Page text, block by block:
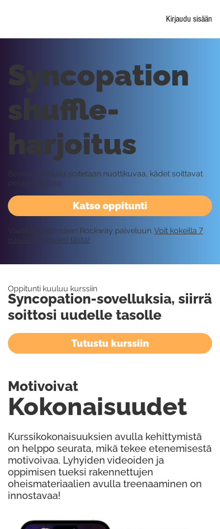
Kirjaudu sisään
Katso oppitunti
Syncopation
shuffle-
harjoitus
Bassorummulla soitetaan nuottikuvaa, kädet soittavat
perus-shufflea.
Vaatii kirjautumisen Rockway palveluun. Voit kokeilla 7
päivää ilmaiseksi tästä!
Oppitunti kuuluu kurssiin
Syncopation-sovelluksia, siirrä
soittosi uudelle tasolle
Tutustu kurssiin
Kurssikokonaisuuksien avulla kehittymistä
on helppo seurata, mikä tekee etenemisestä
motivoivaa. Lyhyiden videoiden ja
oppimisen tueksi rakennettujen
oheismateriaalien avulla treenaaminen on
innostavaa!
Kokonaisuudet
Motivoivat